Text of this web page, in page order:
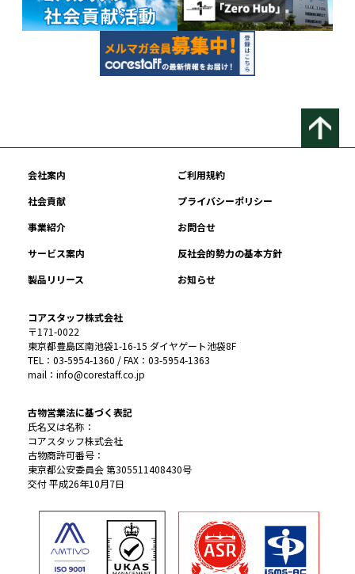
会社案内
ご利用規約
社会貢献
プライバシーポリシー
事業紹介
お問合せ
サービス案内
反社会的勢力の基本方針
製品リリース
お知らせ
コアスタッフ株式会社
〒171-0022
東京都豊島区南池袋1-16-15 ダイヤゲート池袋8F
TEL：03-5954-1360 / FAX：03-5954-1363
mail：info@corestaff.co.jp
古物営業法に基づく表記
氏名又は名称：
コアスタッフ株式会社
古物商許可番号：
東京都公安委員会 第305511408430号
交付 平成26年10月7日